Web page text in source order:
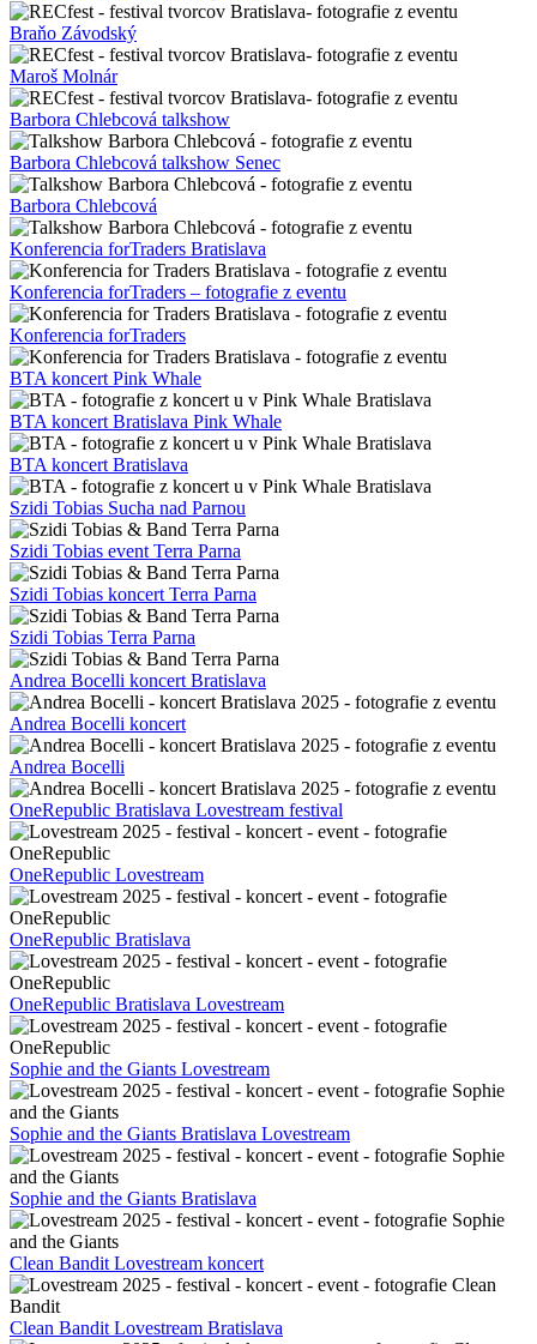
Braňo Závodský
Maroš Molnár
Barbora Chlebcová talkshow
Barbora Chlebcová talkshow Senec
Barbora Chlebcová
Konferencia forTraders Bratislava
Konferencia forTraders – fotografie z eventu
Konferencia forTraders
BTA koncert Pink Whale
BTA koncert Bratislava Pink Whale
BTA koncert Bratislava
Szidi Tobias Sucha nad Parnou
Szidi Tobias event Terra Parna
Szidi Tobias koncert Terra Parna
Szidi Tobias Terra Parna
Andrea Bocelli koncert Bratislava
Andrea Bocelli koncert
Andrea Bocelli
OneRepublic Bratislava Lovestream festival
OneRepublic Lovestream
OneRepublic Bratislava
OneRepublic Bratislava Lovestream
Sophie and the Giants Lovestream
Sophie and the Giants Bratislava Lovestream
Sophie and the Giants Bratislava
Clean Bandit Lovestream koncert
Clean Bandit Lovestream Bratislava